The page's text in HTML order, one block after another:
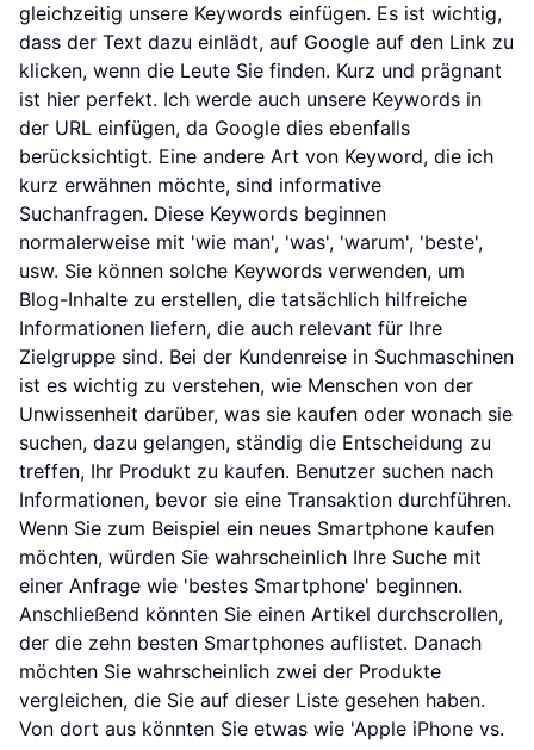
gleichzeitig unsere Keywords einfügen. Es ist wichtig,
dass der Text dazu einlädt, auf Google auf den Link zu
klicken, wenn die Leute Sie finden. Kurz und prägnant
ist hier perfekt. Ich werde auch unsere Keywords in
der URL einfügen, da Google dies ebenfalls
berücksichtigt. Eine andere Art von Keyword, die ich
kurz erwähnen möchte, sind informative
Suchanfragen. Diese Keywords beginnen
normalerweise mit 'wie man', 'was', 'warum', 'beste',
usw. Sie können solche Keywords verwenden, um
Blog-Inhalte zu erstellen, die tatsächlich hilfreiche
Informationen liefern, die auch relevant für Ihre
Zielgruppe sind. Bei der Kundenreise in Suchmaschinen
ist es wichtig zu verstehen, wie Menschen von der
Unwissenheit darüber, was sie kaufen oder wonach sie
suchen, dazu gelangen, ständig die Entscheidung zu
treffen, Ihr Produkt zu kaufen. Benutzer suchen nach
Informationen, bevor sie eine Transaktion durchführen.
Wenn Sie zum Beispiel ein neues Smartphone kaufen
möchten, würden Sie wahrscheinlich Ihre Suche mit
einer Anfrage wie 'bestes Smartphone' beginnen.
Anschließend könnten Sie einen Artikel durchscrollen,
der die zehn besten Smartphones auflistet. Danach
möchten Sie wahrscheinlich zwei der Produkte
vergleichen, die Sie auf dieser Liste gesehen haben.
Von dort aus könnten Sie etwas wie 'Apple iPhone vs.